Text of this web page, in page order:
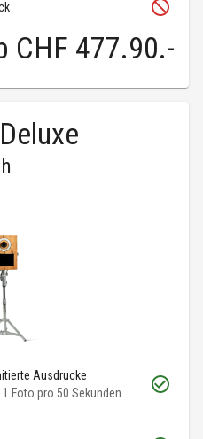
CHF 477.90.-
Ausdrucke
Foto pro 50 Sekunden